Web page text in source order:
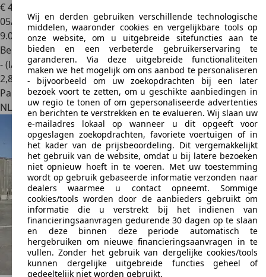
€ 400
05/2019
9.000 km
Benzine
- (l/100 km)
2,8
Particulier
NL 3704LHZeist
Wij en derden gebruiken verschillende technologische
middelen, waaronder cookies en vergelijkbare tools op
onze website, om u uitgebreide sitefuncties aan te
bieden en een verbeterde gebruikerservaring te
garanderen. Via deze uitgebreide functionaliteiten
maken we het mogelijk om ons aanbod te personaliseren
- bijvoorbeeld om uw zoekopdrachten bij een later
bezoek voort te zetten, om u geschikte aanbiedingen in
uw regio te tonen of om gepersonaliseerde advertenties
en berichten te verstrekken en te evalueren. Wij slaan uw
e-mailadres lokaal op wanneer u dit opgeeft voor
opgeslagen zoekopdrachten, favoriete voertuigen of in
het kader van de prijsbeoordeling. Dit vergemakkelijkt
het gebruik van de website, omdat u bij latere bezoeken
niet opnieuw hoeft in te voeren. Met uw toestemming
wordt op gebruik gebaseerde informatie verzonden naar
dealers waarmee u contact opneemt. Sommige
cookies/tools worden door de aanbieders gebruikt om
informatie die u verstrekt bij het indienen van
financieringsaanvragen gedurende 30 dagen op te slaan
en deze binnen deze periode automatisch te
hergebruiken om nieuwe financieringsaanvragen in te
vullen. Zonder het gebruik van dergelijke cookies/tools
kunnen dergelijke uitgebreide functies geheel of
gedeeltelijk niet worden gebruikt.